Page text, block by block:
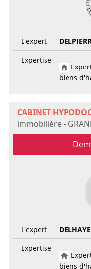
L'expert
Expertise
biens
CABINET
immobilière -
L'expert
Expertise
biens